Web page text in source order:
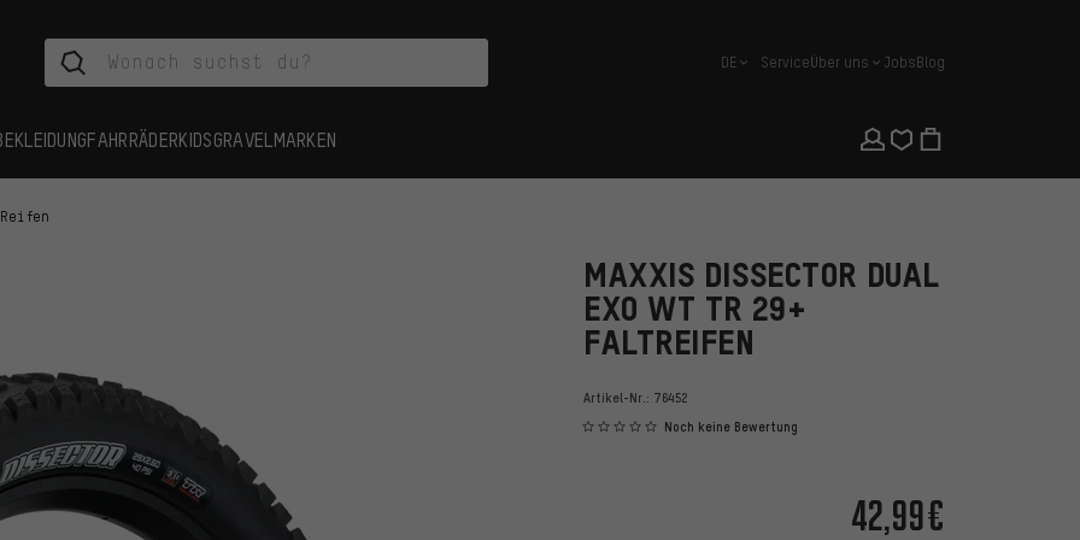
Deutsch
DE ServiceÜber uns JobsBlog
FAHRRÄDERKIDSGRAVEL MARKEN
MAXXIS DISSECTOR DUAL
EXO WT TR 29+
FALTREIFEN
Artikel-Nr.: 76452
Noch keine Bewertung
42,99€